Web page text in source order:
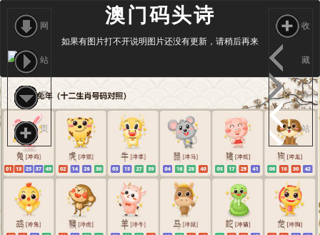
澳门码头诗
如果有图片打不开说明图片还没有更新，请稍后再来
网
站
首
页
收
藏
本
站